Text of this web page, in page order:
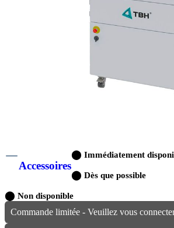
Accessoires
⬤ Immédiatement
⬤ Dès que possible
⬤ Non disponible
Commande limitée - Veuillez vous